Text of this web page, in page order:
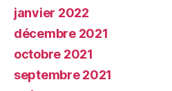
janvier 2022
décembre 2021
octobre 2021
septembre 2021